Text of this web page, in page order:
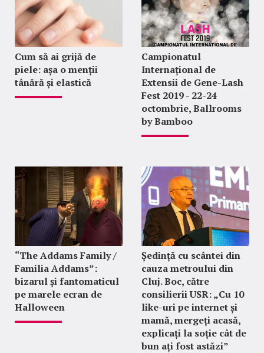
Cum să ai grijă de
piele: așa o menții
tânără și elastică
Campionatul
Internațional de
Extensii de Gene-Lash
Fest 2019 - 22-24
octombrie, Ballrooms
by Bamboo
“The Addams Family /
Familia Addams”:
bizarul și fantomaticul
pe marele ecran de
Halloween
Ședință cu scântei din
cauza metroului din
Cluj. Boc, către
consilierii USR: „Cu 10
like-uri pe internet și
mamă, mergeți acasă,
explicați la soție cât de
bun ați fost astăzi”